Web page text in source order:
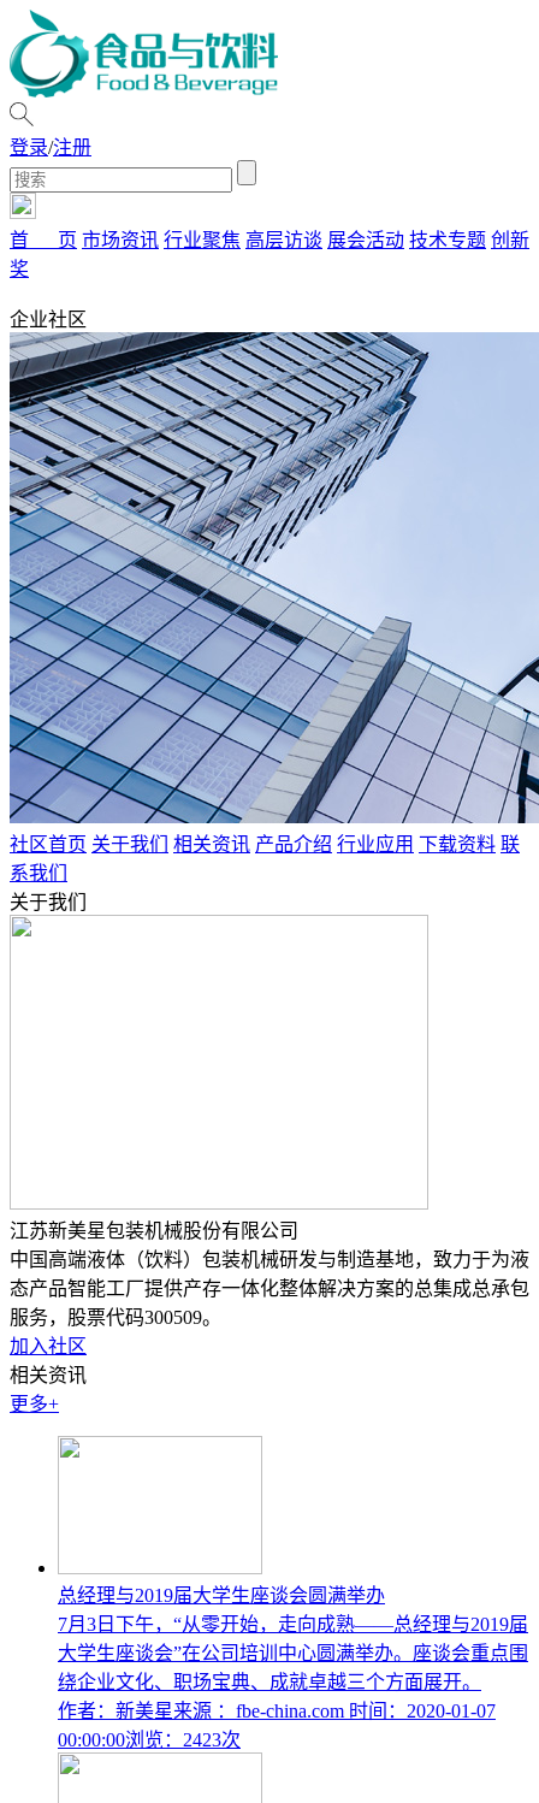
登录/注册
首 页 市场资讯 行业聚焦 高层访谈 展会活动 技术专题 创新
奖
企业社区
社区首页 关于我们 相关资讯 产品介绍 行业应用 下载资料 联
系我们
关于我们
江苏新美星包装机械股份有限公司
中国高端液体（饮料）包装机械研发与制造基地，致力于为液
态产品智能工厂提供产存一体化整体解决方案的总集成总承包
服务，股票代码300509。
加入社区
相关资讯
更多+
总经理与2019届大学生座谈会圆满举办
7月3日下午，“从零开始，走向成熟——总经理与2019届
大学生座谈会”在公司培训中心圆满举办。座谈会重点围
绕企业文化、职场宝典、成就卓越三个方面展开。
作者：新美星来源 ：fbe-china.com 时间：2020-01-07
00:00:00浏览：2423次